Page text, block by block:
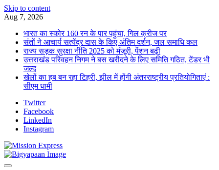
Skip to content
Aug 7, 2026
भारत का स्कोर 160 रन के पार पहुंचा, गिल क्रीज पर
संतों ने आचार्य सत्येंद्र दास के किए अंतिम दर्शन, जल समाधि कल
राज्य सड़क सुरक्षा नीति 2025 को मंजूरी, पेंशन बढ़ी
उत्तराखंड परिवहन निगम ने बस खरीदने के लिए समिति गठित, टेंडर भी
जल्द
खेलों का हब बन रहा टिहरी, झील में होंगी अंतरराष्ट्रीय प्रतियोगिताएं :
सीएम धामी
Twitter
Facebook
LinkedIn
Instagram